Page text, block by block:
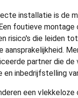
installatie is de
foutieve montage
risico's die leiden
aansprakelijkheid.
partner die de
en inbedrijfstelling
een